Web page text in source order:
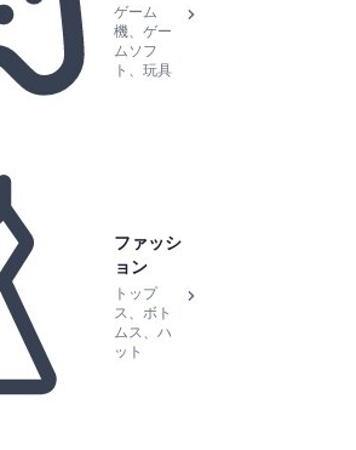
ゲーム
機、ゲー
ムソフ
ト、玩具
ファッシ
ョン
トップ
ス、ボト
ムス、ハ
ット